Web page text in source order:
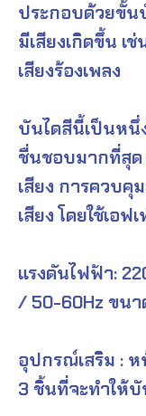
ประกอบด้วยขั้น
มีเสียงเกิดขึ้น เ
เสียงร้องเพลง
บันไดสีนี้เป็นหนึ่
ชื่นชอบมากที่สุด
เสียง การควบคุ
เสียง โดยใช้เอฟ
แรงดันไฟฟ้า:
/ 50-60Hz ขนา
อุปกรณ์เสริม :
3 ชิ้นที่จะทำให้